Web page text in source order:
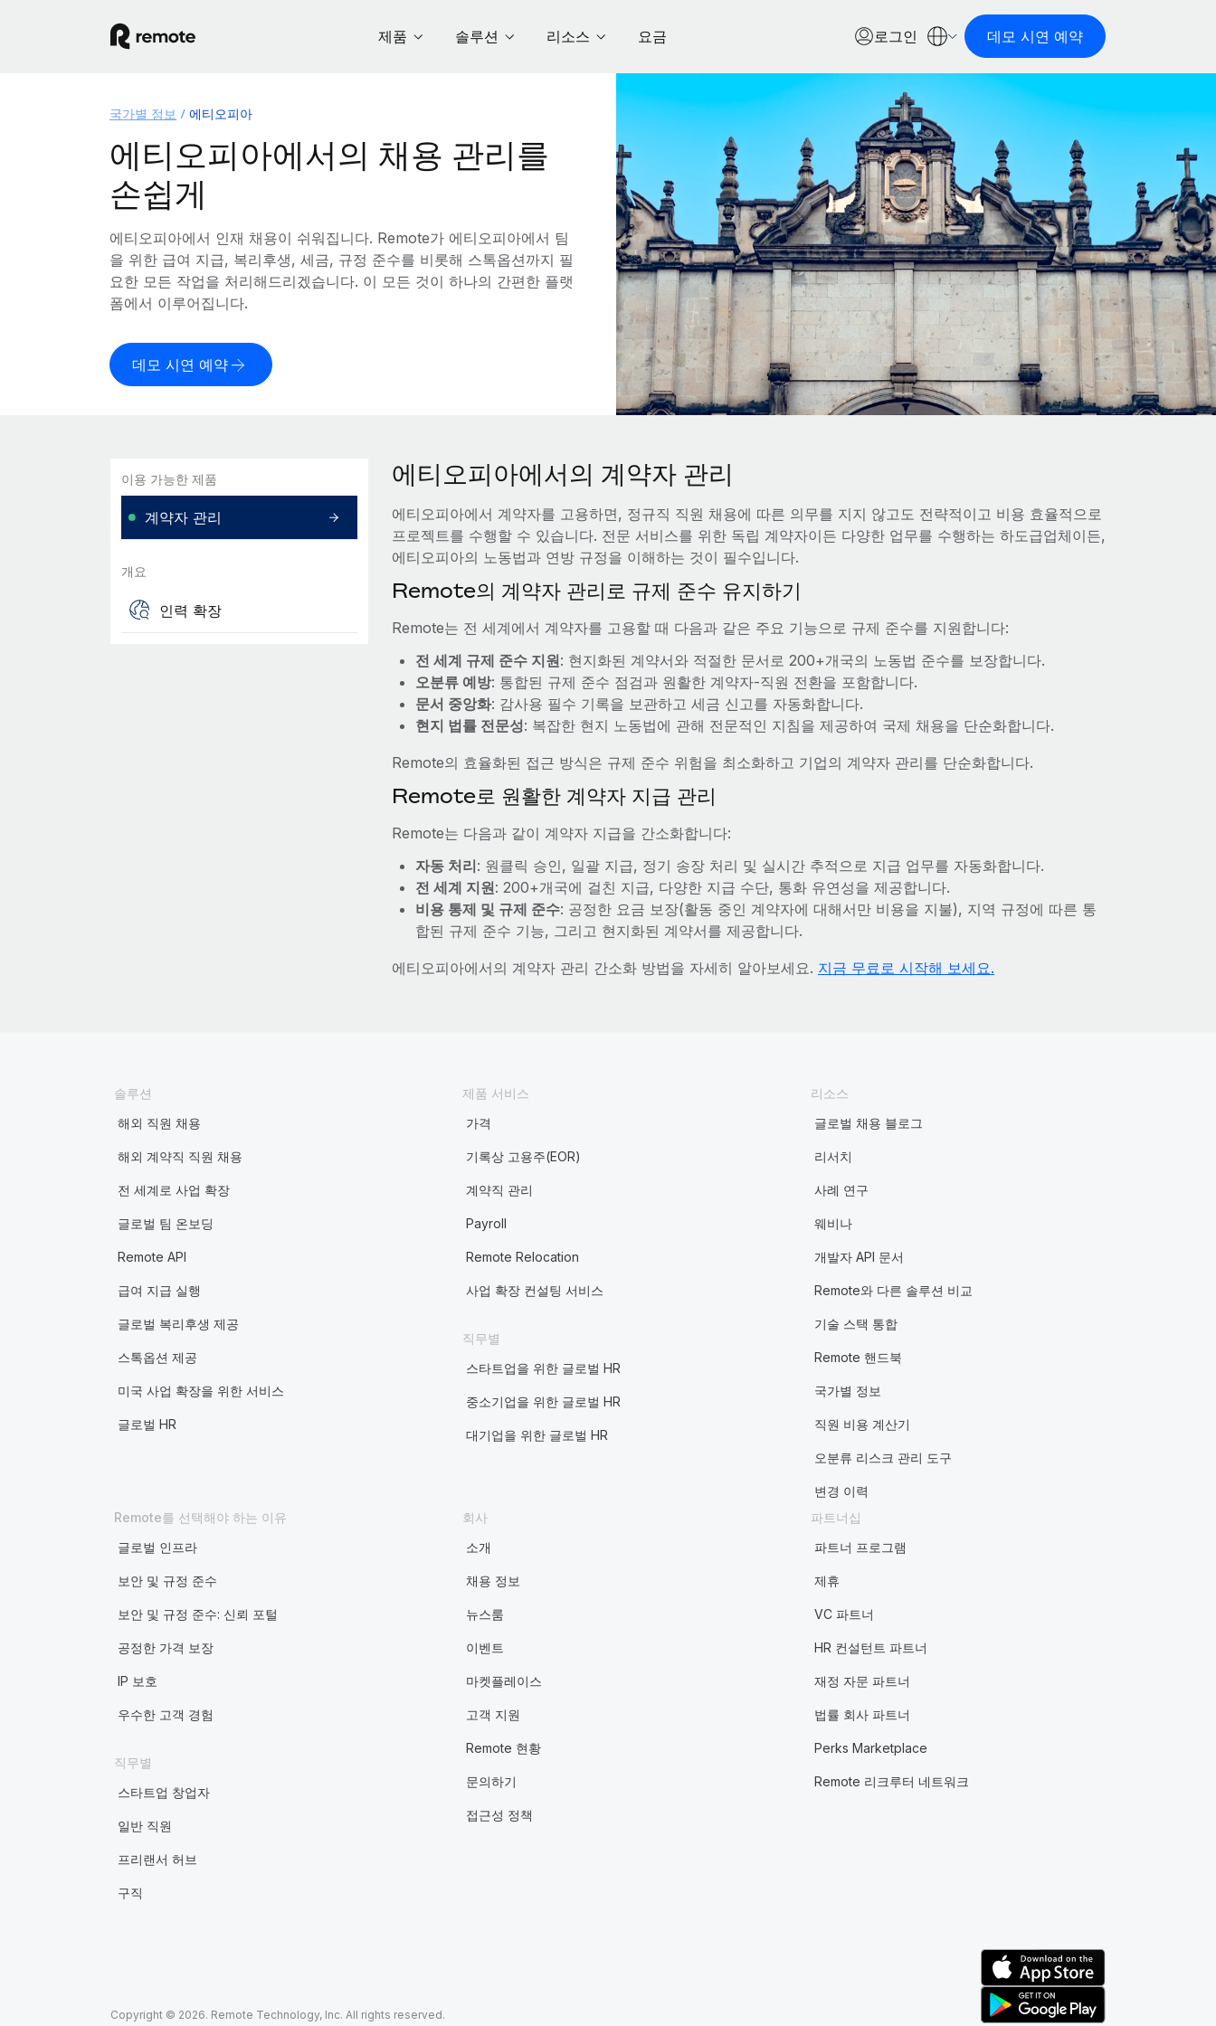
제품 솔루션 리소스 요금 로그인 데모 시연 예약
국가별 정보 에티오피아
에티오피아에서의 채용 관리를
손쉽게
에티오피아에서 인재 채용이 쉬워집니다. Remote가 에티오피아에서 팀
을 위한 급여 지급, 복리후생, 세금, 규정 준수를 비롯해 스톡옵션까지 필
요한 모든 작업을 처리해드리겠습니다. 이 모든 것이 하나의 간편한 플랫
폼에서 이루어집니다.
데모 시연 예약
이용 가능한 제품
계약자 관리
개요
인력 확장
에티오피아에서의 계약자 관리
에티오피아에서 계약자를 고용하면, 정규직 직원 채용에 따른 의무를 지지 않고도 전략적이고 비용 효율적으로
프로젝트를 수행할 수 있습니다. 전문 서비스를 위한 독립 계약자이든 다양한 업무를 수행하는 하도급업체이든,
에티오피아의 노동법과 연방 규정을 이해하는 것이 필수입니다.
Remote의 계약자 관리로 규제 준수 유지하기
Remote는 전 세계에서 계약자를 고용할 때 다음과 같은 주요 기능으로 규제 준수를 지원합니다:
전 세계 규제 준수 지원: 현지화된 계약서와 적절한 문서로 200+개국의 노동법 준수를 보장합니다.
오분류 예방: 통합된 규제 준수 점검과 원활한 계약자-직원 전환을 포함합니다.
문서 중앙화: 감사용 필수 기록을 보관하고 세금 신고를 자동화합니다.
현지 법률 전문성: 복잡한 현지 노동법에 관해 전문적인 지침을 제공하여 국제 채용을 단순화합니다.
Remote의 효율화된 접근 방식은 규제 준수 위험을 최소화하고 기업의 계약자 관리를 단순화합니다.
Remote로 원활한 계약자 지급 관리
Remote는 다음과 같이 계약자 지급을 간소화합니다:
자동 처리: 원클릭 승인, 일괄 지급, 정기 송장 처리 및 실시간 추적으로 지급 업무를 자동화합니다.
전 세계 지원: 200+개국에 걸친 지급, 다양한 지급 수단, 통화 유연성을 제공합니다.
비용 통제 및 규제 준수: 공정한 요금 보장(활동 중인 계약자에 대해서만 비용을 지불), 지역 규정에 따른 통
합된 규제 준수 기능, 그리고 현지화된 계약서를 제공합니다.
에티오피아에서의 계약자 관리 간소화 방법을 자세히 알아보세요. 지금 무료로 시작해 보세요.
솔루션
해외 직원 채용
해외 계약직 직원 채용
전 세계로 사업 확장
글로벌 팀 온보딩
Remote API
급여 지급 실행
글로벌 복리후생 제공
스톡옵션 제공
미국 사업 확장을 위한 서비스
글로벌 HR
제품 서비스
가격
기록상 고용주(EOR)
계약직 관리
Payroll
Remote Relocation
사업 확장 컨설팅 서비스
직무별
스타트업을 위한 글로벌 HR
중소기업을 위한 글로벌 HR
대기업을 위한 글로벌 HR
리소스
글로벌 채용 블로그
리서치
사례 연구
웨비나
개발자 API 문서
Remote와 다른 솔루션 비교
기술 스택 통합
Remote 핸드북
국가별 정보
직원 비용 계산기
오분류 리스크 관리 도구
변경 이력
Remote를 선택해야 하는 이유
글로벌 인프라
보안 및 규정 준수
보안 및 규정 준수: 신뢰 포털
공정한 가격 보장
IP 보호
우수한 고객 경험
직무별
스타트업 창업자
일반 직원
프리랜서 허브
구직
회사
소개
채용 정보
뉴스룸
이벤트
마켓플레이스
고객 지원
Remote 현황
문의하기
접근성 정책
파트너십
파트너 프로그램
제휴
VC 파트너
HR 컨설턴트 파트너
재정 자문 파트너
법률 회사 파트너
Perks Marketplace
Remote 리크루터 네트워크
Copyright © 2026. Remote Technology, Inc. All rights reserved.